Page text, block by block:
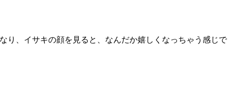
り、イサキの顔を見ると、なんだか嬉しくなっちゃう感じで